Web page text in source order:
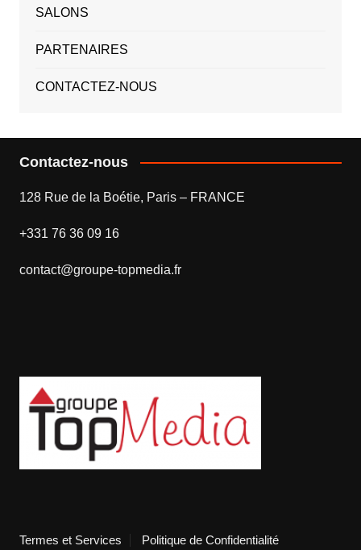
SALONS
PARTENAIRES
CONTACTEZ-NOUS
Contactez-nous
128 Rue de la Boétie, Paris – FRANCE
+331 76 36 09 16
contact@groupe-topmedia.fr
Termes et Services Politique de Confidentialité